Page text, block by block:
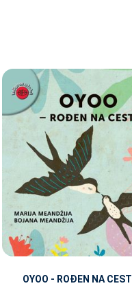
OYOO - ROĐEN NA CESTI